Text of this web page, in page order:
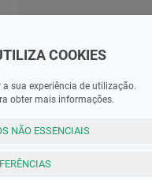
COOKIES
sua experiência de utilização.
obter mais informações.
NÃO ESSENCIAIS